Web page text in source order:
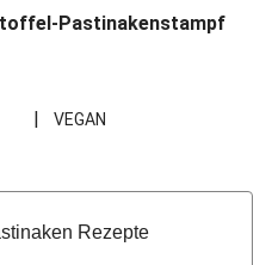
Pastinakenstampf
|
VEGAN
Rezepte